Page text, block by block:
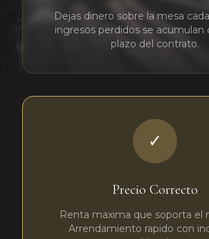
Dejas dinero sobre la mesa
ingresos perdidos se acumulan
plazo del contrato.
✓
Precio Correcto
Renta maxima que soporta el
Arrendamiento rapido con